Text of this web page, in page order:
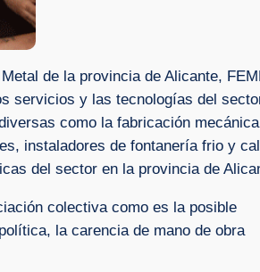
de la provincia de Alicante,
servicios y las tecnologías del
como la fabricación
instaladores de fontanería frio y
del sector en la provincia de
colectiva como es la posible
la carencia de mano de obra